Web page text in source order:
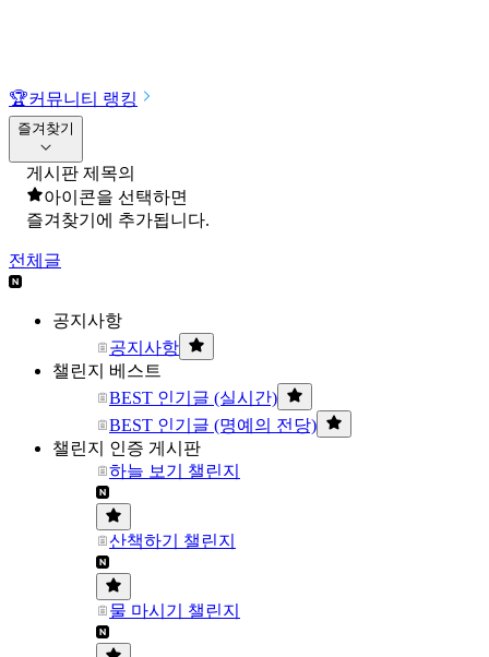
🏆커뮤니티 랭킹
즐겨찾기
게시판 제목의
아이콘을 선택하면
즐겨찾기에 추가됩니다.
전체글
공지사항
공지사항
챌린지 베스트
BEST 인기글 (실시간)
BEST 인기글 (명예의 전당)
챌린지 인증 게시판
하늘 보기 챌린지
산책하기 챌린지
물 마시기 챌린지